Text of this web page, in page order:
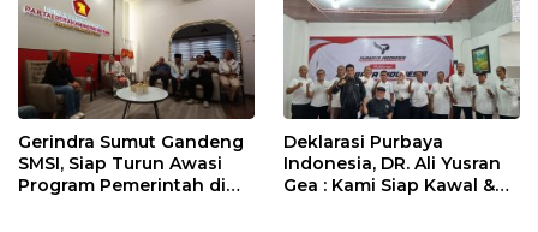
Gerindra Sumut Gandeng
SMSI, Siap Turun Awasi
Program Pemerintah di
Deklarasi Purbaya
Indonesia, DR. Ali Yusran
Gea : Kami Siap Kawal &